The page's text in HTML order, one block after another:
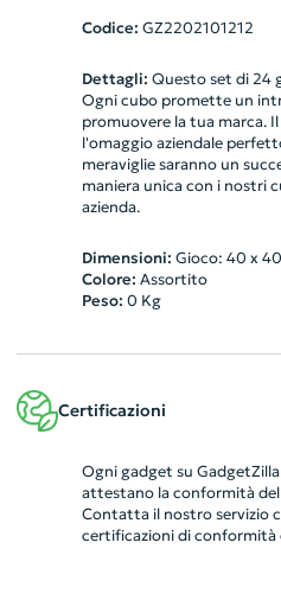
Codice: GZ2202101212
Dettagli: Questo set di 24
Ogni cubo promette un
promuovere la tua marca.
l'omaggio aziendale
meraviglie saranno un
maniera unica con i nostri
azienda.
Dimensioni: Gioco: 40 x
Colore: Assortito
Peso: 0 Kg
Certificazioni
Ogni gadget su
attestano la conformità del
Contatta il nostro servizio
certificazioni di